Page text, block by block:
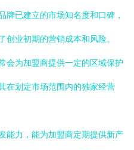
牌已建立的市场知名度和口碑，
业初期的营销成本和风险。
会为加盟商提供一定的区域保护
在划定市场范围内的独家经营
能力，能为加盟商定期提供新产